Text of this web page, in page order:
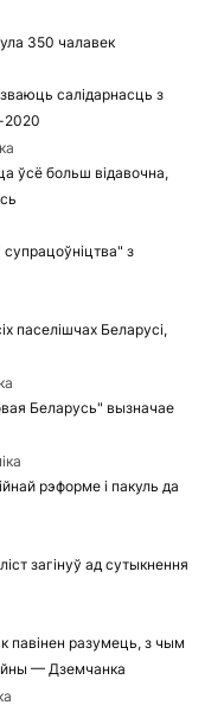
350 чалавек
салідарнасць з
2020
ўсё больш відавочна,
з
паселішчах Беларусі,
Беларусь" вызначае
рэформе і пакуль да
загінуў ад сутыкнення
павінен разумець, з чым
— Дземчанка